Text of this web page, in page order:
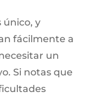
único, y
fácilmente a
un
Si notas que